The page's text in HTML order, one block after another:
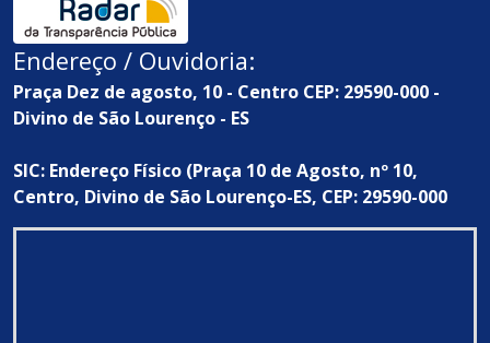
Endereço / Ouvidoria:
Praça Dez de agosto, 10 - Centro CEP: 29590-000 -
Divino de São Lourenço - ES
SIC: Endereço Físico (Praça 10 de Agosto, nº 10,
Centro, Divino de São Lourenço-ES, CEP: 29590-000